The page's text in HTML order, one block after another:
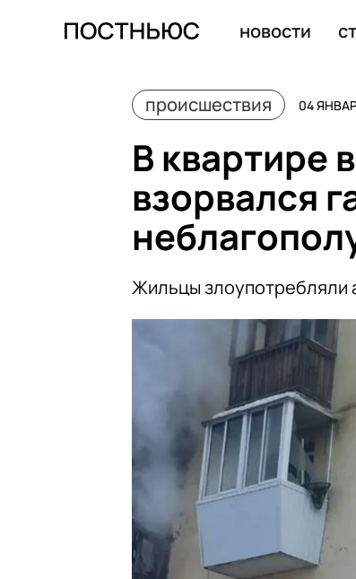
новости
происшествия 04
В квартире
взорвался
Жильцы злоупотребляли